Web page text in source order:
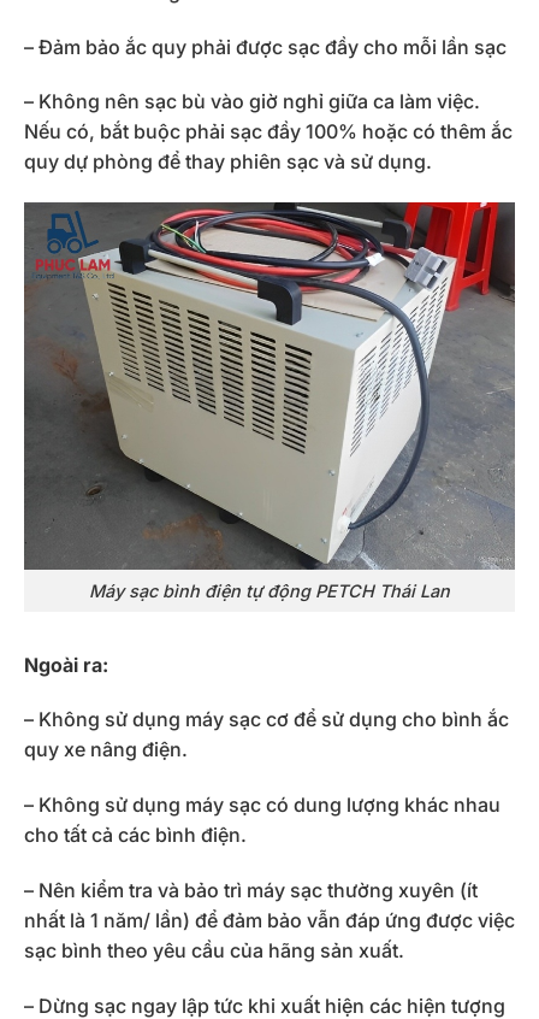
– Đảm bảo ắc quy phải được sạc đầy cho mỗi lần sạc
– Không nên sạc bù vào giờ nghỉ giữa ca làm việc.
Nếu có, bắt buộc phải sạc đầy 100% hoặc có thêm ắc
quy dự phòng để thay phiên sạc và sử dụng.
Máy sạc bình điện tự động PETCH Thái Lan
Ngoài ra:
– Không sử dụng máy sạc cơ để sử dụng cho bình ắc
quy xe nâng điện.
– Không sử dụng máy sạc có dung lượng khác nhau
cho tất cả các bình điện.
– Nên kiểm tra và bảo trì máy sạc thường xuyên (ít
nhất là 1 năm/ lần) để đảm bảo vẫn đáp ứng được việc
sạc bình theo yêu cầu của hãng sản xuất.
– Dừng sạc ngay lập tức khi xuất hiện các hiện tượng